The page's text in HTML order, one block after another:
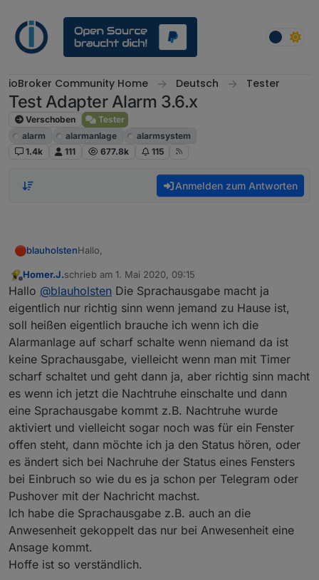
ioBroker Community Home Deutsch Tester
Test Adapter Alarm 3.6.x
Verschoben
Tester
alarm
alarmanlage
alarmsystem
1.4k
111 677.8k 115
Anmelden zum Antworten
blauholstenHallo,
könntet ihr die Wünsche mit der Sprachausgabe
und der Nachtruhe noch mal kurz beschreiben?
Offline
Homer.J.schrieb am 1. Mai 2020, 09:15
zuletzt editiert von
Hallo @blauholsten Die Sprachausgabe macht ja
eigentlich nur richtig sinn wenn jemand zu Hause ist,
soll heißen eigentlich brauche ich wenn ich die
Alarmanlage auf scharf schalte wenn niemand da ist
keine Sprachausgabe, vielleicht wenn man mit Timer
scharf schaltet und geht dann ja, aber richtig sinn macht
es wenn ich jetzt die Nachtruhe einschalte und dann
eine Sprachausgabe kommt z.B. Nachtruhe wurde
aktiviert und vielleicht sogar noch was für ein Fenster
offen steht, dann möchte ich ja den Status hören, oder
es ändert sich bei Nachruhe der Status eines Fensters
bei Einbruch so wie du es ja schon per Telegram oder
Pushover mit der Nachricht machst.
Ich habe die Sprachausgabe z.B. auch an die
Anwesenheit gekoppelt das nur bei Anwesenheit eine
Ansage kommt.
Hoffe ist so verständlich.